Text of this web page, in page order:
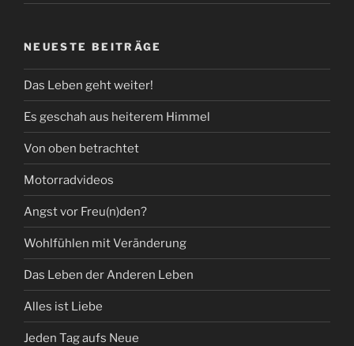
NEUESTE BEITRÄGE
Das Leben geht weiter!
Es geschah aus heiterem Himmel
Von oben betrachtet
Motorradvideos
Angst vor Freu(n)den?
Wohlfühlen mit Veränderung
Das Leben der Anderen Leben
Alles ist Liebe
Jeden Tag aufs Neue